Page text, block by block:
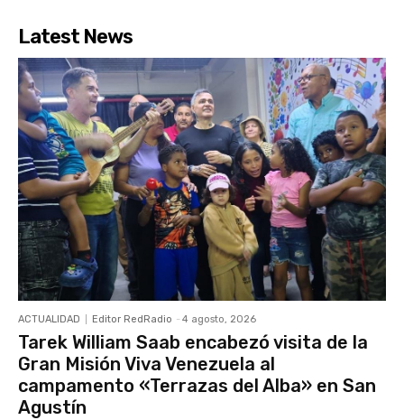
Latest News
ACTUALIDAD Editor RedRadio - 4 agosto, 2026
Tarek William Saab encabezó visita de la
Gran Misión Viva Venezuela al
campamento «Terrazas del Alba» en San
Agustín